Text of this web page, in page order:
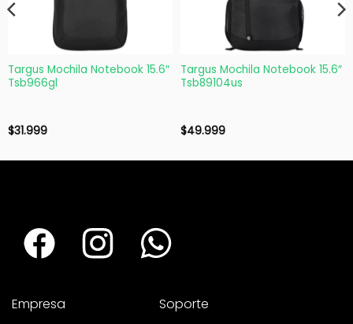
Targus Mochila Notebook 15.6″
Tsb966gl
$31.999
Targus Mochila Notebook 15.6″
Tsb89104us
$49.999
Empresa
Soporte